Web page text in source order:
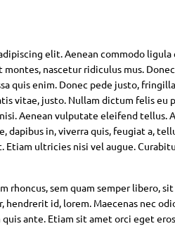
elit. Aenean commodo ligula
nascetur ridiculus mus.
quis enim. Donec pede justo,
vitae, justo. Nullam dictum felis
Aenean vulputate eleifend
dapibus in, viverra quis, feugiat a,
ultricies nisi vel augue.
rhoncus, sem quam semper libero,
hendrerit id, lorem. Maecenas nec
ante. Etiam sit amet orci eget